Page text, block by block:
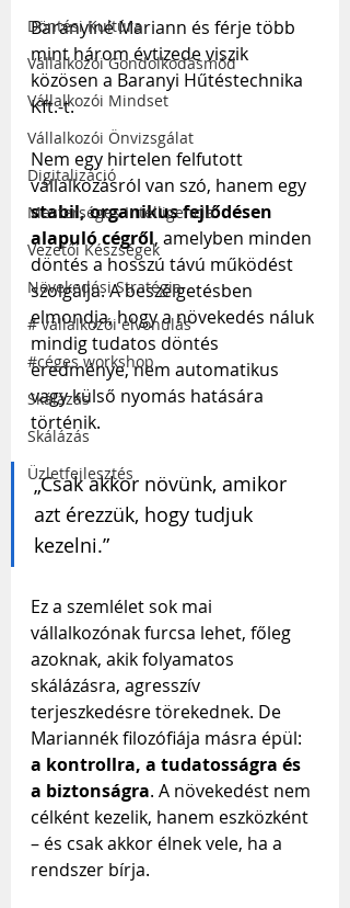
Döntési Kultúra
Vállalkozói Gondolkodásmód
Vállalkozói Mindset
Vállalkozói Önvizsgálat
Digitalizáció
Mesterséges Intelligencia
Vezetői Készségek
Növekedési Stratégia
# vállalkozói elvonulás
#céges workshop
Skálázás
Skálázás
Üzletfejlesztés
Baranyiné Mariann és férje több
mint három évtizede viszik
közösen a Baranyi Hűtéstechnika
Kft.-t.
Nem egy hirtelen felfutott
vállalkozásról van szó, hanem egy
stabil, organikus fejlődésen
alapuló cégről, amelyben minden
döntés a hosszú távú működést
szolgálja. A beszélgetésben
elmondja, hogy a növekedés náluk
mindig tudatos döntés
eredménye, nem automatikus
vagy külső nyomás hatására
történik.
„Csak akkor növünk, amikor
azt érezzük, hogy tudjuk
kezelni.”
Ez a szemlélet sok mai
vállalkozónak furcsa lehet, főleg
azoknak, akik folyamatos
skálázásra, agresszív
terjeszkedésre törekednek. De
Mariannék filozófiája másra épül:
a kontrollra, a tudatosságra és
a biztonságra. A növekedést nem
célként kezelik, hanem eszközként
– és csak akkor élnek vele, ha a
rendszer bírja.